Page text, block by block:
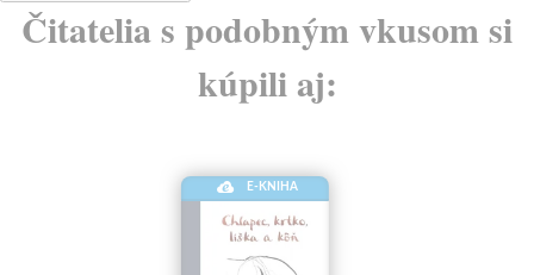
Čitatelia s podobným vkusom si
kúpili aj:
E-KNIHA